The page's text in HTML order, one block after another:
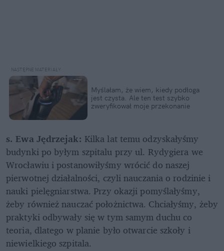
Myślałam, że wiem, kiedy podłoga
jest czysta. Ale ten test szybko
zweryfikował moje przekonanie
s. Ewa Jędrzejak: Kilka lat temu odzyskałyśmy
budynki po byłym szpitalu przy ul. Rydygiera we
Wrocławiu i postanowiłyśmy wrócić do naszej
pierwotnej działalności, czyli nauczania o rodzinie i
nauki pielęgniarstwa. Przy okazji pomyślałyśmy,
żeby również nauczać położnictwa. Chciałyśmy, żeby
praktyki odbywały się w tym samym duchu co
teoria, dlatego w planie było otwarcie szkoły i
niewielkiego szpitala.